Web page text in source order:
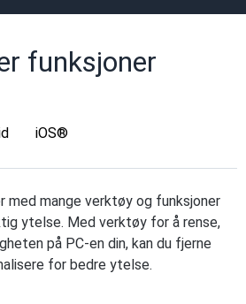
funksjoner
iOS®
med mange verktøy og funksjoner
ytelse. Med verktøy for å rense,
på PC-en din, kan du fjerne
for bedre ytelse.